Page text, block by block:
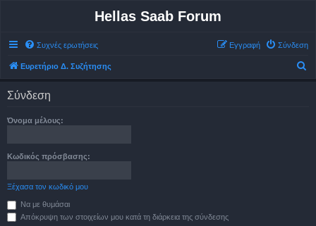
Hellas Saab Forum
Συχνές ερωτήσεις Σύνδεση
Εγγραφή
Ευρετήριο Δ. Συζήτησης
Σύνδεση
Όνομα μέλους:
Κωδικός πρόσβασης:
Ξέχασα τον κωδικό μου
Να με θυμάσαι
Απόκρυψη των στοιχείων μου κατά τη διάρκεια της σύνδεσης